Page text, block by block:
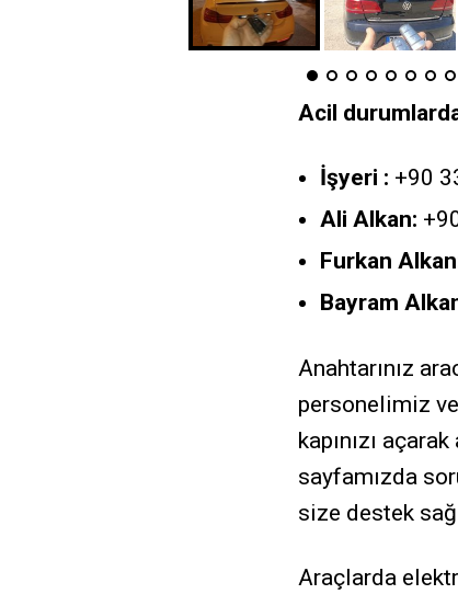
Acil
İşyeri : +90
Ali Alkan:
Furkan
Bayram
Anahtarınız
personelimiz
kapınızı
sayfamızda
size destek
Araçlarda